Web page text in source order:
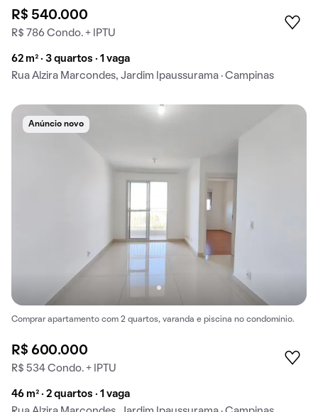
R$ 540.000
R$ 786 Condo. + IPTU
62 m² · 3 quartos · 1 vaga
Rua Alzira Marcondes, Jardim Ipaussurama · Campinas
Anúncio novo
Comprar apartamento com 2 quartos, varanda e piscina no condomínio.
R$ 600.000
R$ 534 Condo. + IPTU
46 m² · 2 quartos · 1 vaga